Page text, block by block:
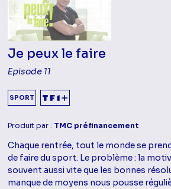
Je peux le faire
Episode 11
SPORT
Produit par : TMC préfinancement
Chaque rentrée, tout le monde se
de faire du sport. Le problème : la
souvent aussi vite que les bonnes
manque de moyens nous pousse